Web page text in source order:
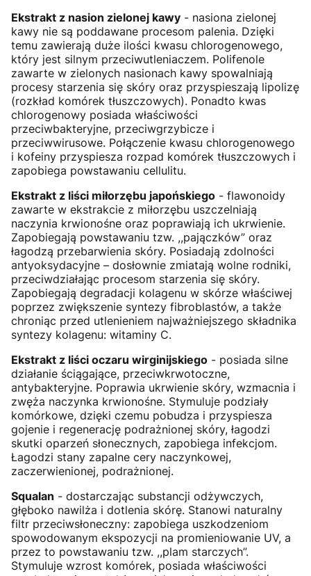
Ekstrakt z nasion zielonej kawy - nasiona zielonej
kawy nie są poddawane procesom palenia. Dzięki
temu zawierają duże ilości kwasu chlorogenowego,
który jest silnym przeciwutleniaczem. Polifenole
zawarte w zielonych nasionach kawy spowalniają
procesy starzenia się skóry oraz przyspieszają lipolizę
(rozkład komórek tłuszczowych). Ponadto kwas
chlorogenowy posiada właściwości
przeciwbakteryjne, przeciwgrzybicze i
przeciwwirusowe. Połączenie kwasu chlorogenowego
i kofeiny przyspiesza rozpad komórek tłuszczowych i
zapobiega powstawaniu cellulitu.
Ekstrakt z liści miłorzębu japońskiego - flawonoidy
zawarte w ekstrakcie z miłorzębu uszczelniają
naczynia krwionośne oraz poprawiają ich ukrwienie.
Zapobiegają powstawaniu tzw. ,,pajączków” oraz
łagodzą przebarwienia skóry. Posiadają zdolności
antyoksydacyjne – dosłownie zmiatają wolne rodniki,
przeciwdziałając procesom starzenia się skóry.
Zapobiegają degradacji kolagenu w skórze właściwej
poprzez zwiększenie syntezy fibroblastów, a także
chroniąc przed utlenieniem najważniejszego składnika
syntezy kolagenu: witaminy C.
Ekstrakt z liści oczaru wirginijskiego - posiada silne
działanie ściągające, przeciwkrwotoczne,
antybakteryjne. Poprawia ukrwienie skóry, wzmacnia i
zwęża naczynka krwionośne. Stymuluje podziały
komórkowe, dzięki czemu pobudza i przyspiesza
gojenie i regenerację podrażnionej skóry, łagodzi
skutki oparzeń słonecznych, zapobiega infekcjom.
Łagodzi stany zapalne cery naczynkowej,
zaczerwienionej, podrażnionej.
Squalan - dostarczając substancji odżywczych,
głęboko nawilża i dotlenia skórę. Stanowi naturalny
filtr przeciwsłoneczny: zapobiega uszkodzeniom
spowodowanym ekspozycji na promieniowanie UV, a
przez to powstawaniu tzw. ,,plam starczych”.
Stymuluje wzrost komórek, posiada właściwości